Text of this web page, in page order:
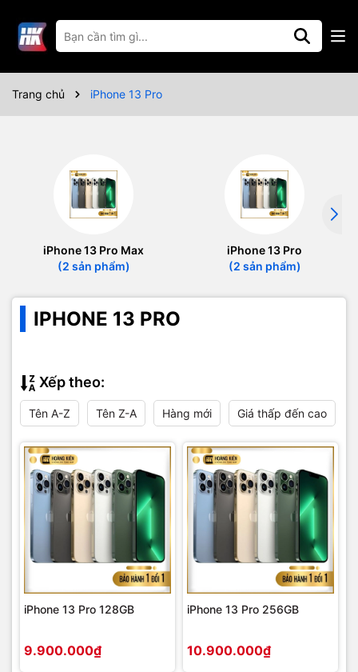
Trang chủ iPhone 13 Pro
iPhone 13 Pro Max
(2 sản phẩm)
iPhone 13 Pro
(2 sản phẩm)
IPHONE 13 PRO
Xếp theo:
Tên A-Z Tên Z-A Hàng mới Giá thấp đến cao
iPhone 13 Pro 128GB
9.900.000₫
iPhone 13 Pro 256GB
10.900.000₫